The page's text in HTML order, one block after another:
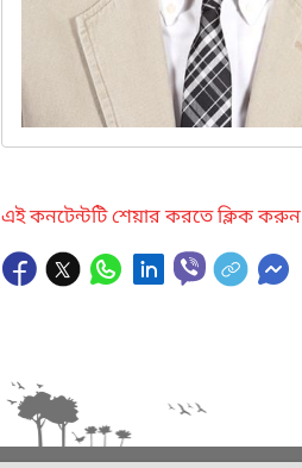
এই কনটেন্টটি শেয়ার করতে ক্লিক করুন